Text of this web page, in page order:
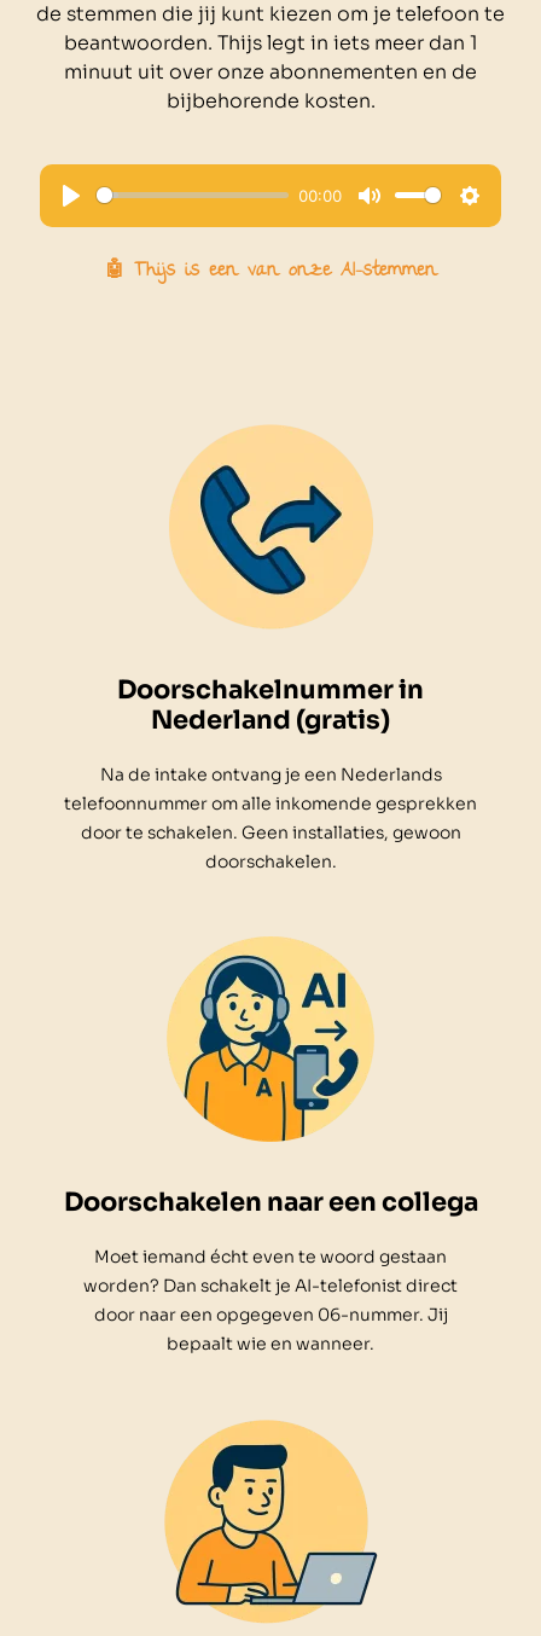
de stemmen die jij kunt kiezen om je telefoon te
beantwoorden. Thijs legt in iets meer dan 1
minuut uit over onze abonnementen en de
bijbehorende kosten.
Play
00:00
Mute
🤖 Thijs is een van onze AI-stemmen
Doorschakelnummer in
Nederland (gratis)
Na de intake ontvang je een Nederlands
telefoonnummer om alle inkomende gesprekken
door te schakelen. Geen installaties, gewoon
doorschakelen.
Doorschakelen naar een collega
Moet iemand écht even te woord gestaan
worden? Dan schakelt je AI-telefonist direct
door naar een opgegeven 06-nummer. Jij
bepaalt wie en wanneer.